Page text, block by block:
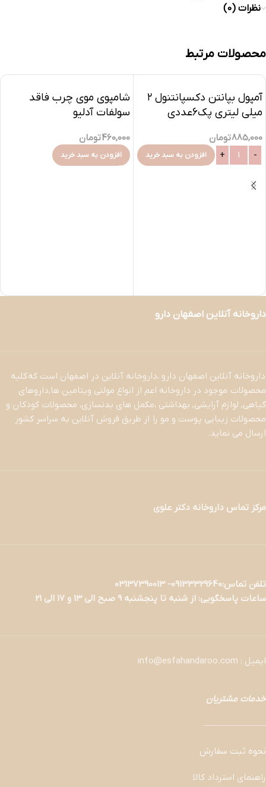
نظرات (0)
محصولات مرتبط
آمپول بپانتن دکسپانتنول ۲
میلی لیتری پک6عددی
885,000تومان
افزودن به سبد خرید
شامپوی موی چرب فاقد
سولفات آدلیو
460,000تومان
افزودن به سبد خرید
داروخانه آنلاین اصفهان دارو
داروخانه آنلاین اصفهان دارو ،داروخانه آنلاین در اصفهان است که کلیه
محصولات موجود در داروخانه اعم از انواع مولتی ویتامین ها,داروهای
گیاهی, لوازم آرایشی, بهداشتی ،مکمل های بدنسازی، محصولات کودکان و
محصولات زیبایی پوست و مو را از طریق فروش آنلاین به سراسر کشور
ارسال می نماید.
مرکز تماس داروخانه دکتر علوی
تلفن تماس:09133329640- 03137390013
ساعات پاسخگویی: از شنبه تا پنجشنبه 9 صبح الی 13 و 17 الی 21
ایمیل : info@esfahandaroo.com
خدمات مشتریان
———————
نحوه ثبت سفارش
راهنمای استرداد کالا